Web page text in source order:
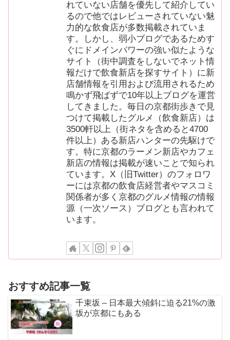
れていない店舗を優先して紹介してい
るので他ではレビューされていない魅
力的な飲食店が多数掲載されていま
す。しかし、弱小ブログであるためす
ぐにドメインパワーの強い似たような
サイト（街中調査をしないでネット情
報だけで飲食新店を探すサイト）に新
店舗情報を引用および流用されるため
鳴かず飛ばずで10年以上ブログを運営
してきました。毎日の京都街歩きで見
つけて掲載したグルメ（飲食新店）は
3500軒以上（街ネタを含めると4700
件以上）ある新店ハンターの先駆けで
す。特に京都のラーメン新店やカフェ
新店の情報は掲載が速いことで知られ
ています。X（旧Twitter）のフォロワ
ーには京都の飲食店経営者やマスコミ
関係者が多く京都のグルメ情報の情報
源（一次ソース）ブログとも言われて
います。
おすすめ記事一覧
千束坂 – 日本最大傾斜に迫る21%の激
坂が京都にもある